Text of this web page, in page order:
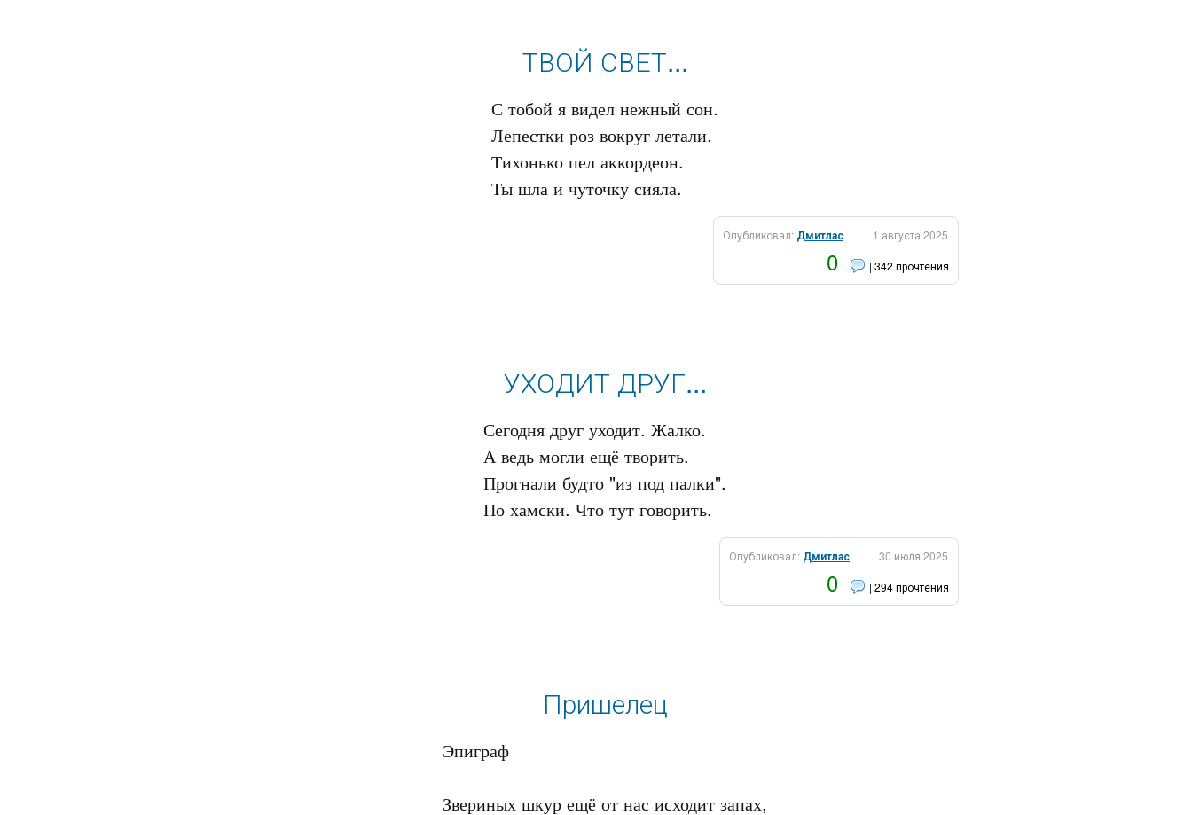
ТВОЙ СВЕТ...
С тобой я видел нежный сон.
Лепестки роз вокруг летали.
Тихонько пел аккордеон.
Опубликовал: Дмитлас 1 августа 2025
0 | 342 прочтения
УХОДИТ ДРУГ...
Сегодня друг уходит. Жалко.
А ведь могли ещё творить.
Прогнали будто "из под палки".
Опубликовал: Дмитлас 30 июля 2025
0 | 294 прочтения
Пришелец
Эпиграф
Звериных шкур ещё от нас исходит запах,